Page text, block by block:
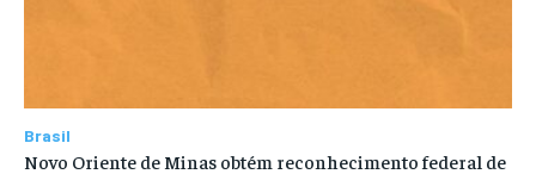
Brasil
Novo Oriente de Minas obtém reconhecimento federal de